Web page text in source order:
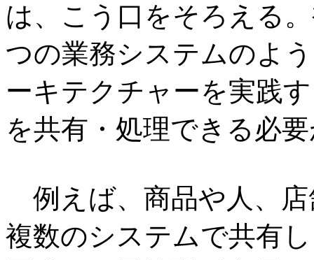
は、こう口をそろえる
つの業務システムのよ
ーキテクチャーを実践
を共有・処理できる必
例えば、商品や人、
複数のシステムで共有